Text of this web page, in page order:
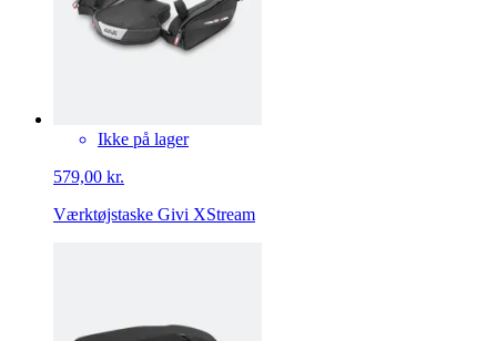
Ikke på lager
579,00 kr.
Værktøjstaske Givi XStream